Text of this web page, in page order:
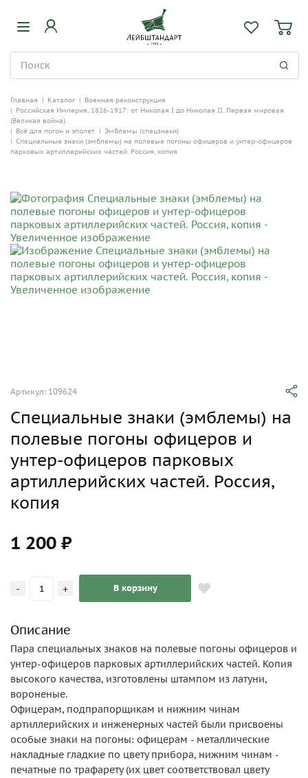
Главная | Каталог | Военная реконструкция
| Российская Империя, 1826-1917: от Николая I до Николая II. Первая мировая
(Великая война).
| Всё для погон и эполет | Эмблемы (спецзнаки)
| Специальные знаки (эмблемы) на полевые погоны офицеров и унтер-офицеров
парковых артиллерийских частей. Россия, копия
Артикул: 109624
Специальные знаки (эмблемы) на
полевые погоны офицеров и
унтер-офицеров парковых
артиллерийских частей. Россия,
копия
1 200 ₽
- + В корзину
Описание
Пара специальных знаков на полевые погоны офицеров и
унтер-офицеров парковых артиллерийских частей. Копия
высокого качества, изготовлены штампом из латуни,
вороненые.
Офицерам, подпрапорщикам и нижним чинам
артиллерийских и инженерных частей были присвоены
особые знаки на погоны: офицерам - металлические
накладные гладкие по цвету прибора, нижним чинам -
печатные по трафарету (их цвет соответствовал цвету